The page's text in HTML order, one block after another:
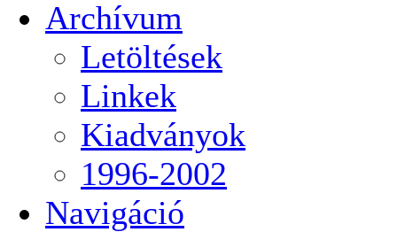
Archívum
Letöltések
Linkek
Kiadványok
1996-2002
Navigáció